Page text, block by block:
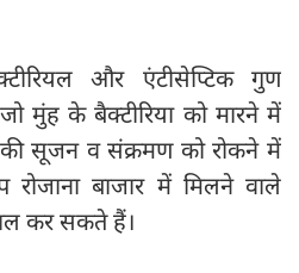
और एंटीसेप्टिक गुण
मुंह के बैक्टीरिया को मारने में
सूजन व संक्रमण को रोकने में
बाजार में मिलने वाले
कर सकते हैं।